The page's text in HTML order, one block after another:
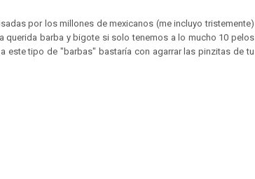
por los millones de mexicanos (me incluyo tristemente)
querida barba y bigote si solo tenemos a lo mucho 10 pelos
este tipo de "barbas" bastaría con agarrar las pinzitas de tu